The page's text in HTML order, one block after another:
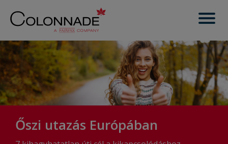
Őszi utazás Európában